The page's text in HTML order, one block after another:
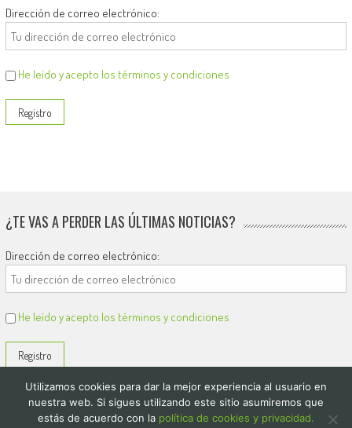
Dirección de correo electrónico:
He leído y acepto los términos y condiciones
¿TE VAS A PERDER LAS ÚLTIMAS NOTICIAS?
Dirección de correo electrónico:
He leído y acepto los términos y condiciones
Utilizamos cookies para dar la mejor experiencia al usuario en
nuestra web. Si sigues utilizando este sitio asumiremos que
estás de acuerdo con la política de cookies y privacidad.